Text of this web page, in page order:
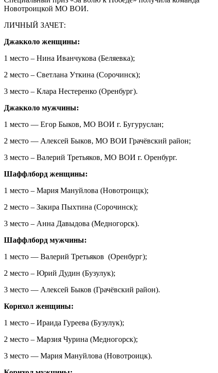
Новотроицкой МО ВОИ.
ЛИЧНЫЙ ЗАЧЕТ:
Джакколо женщины:
1 место – Нина Иванчукова (Беляевка);
2 место – Светлана Уткина (Сорочинск);
3 место – Клара Нестеренко (Оренбург).
Джакколо мужчины:
1 место — Егор Быков, МО ВОИ г. Бугуруслан;
2 место — Алексей Быков, МО ВОИ Грачёвский район;
3 место – Валерий Третьяков, МО ВОИ г. Оренбург.
Шаффлборд женщины:
1 место – Мария Мануйлова (Новотроицк);
2 место – Закира Пыхтина (Сорочинск);
3 место – Анна Давыдова (Медногорск).
Шаффлборд мужчины:
1 место — Валерий Третьяков (Оренбург);
2 место – Юрий Дудин (Бузулук);
3 место — Алексей Быков (Грачёвский район).
Корнхол женщины:
1 место – Ираида Гуреева (Бузулук);
2 место – Марзия Чурина (Медногорск);
3 место — Мария Мануйлова (Новотроицк).